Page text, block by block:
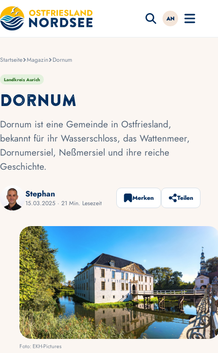
AN
Startseite Magazin Dornum
Landkreis Aurich
Dornum
Dornum ist eine Gemeinde in Ostfriesland,
bekannt für ihr Wasserschloss, das Wattenmeer,
Dornumersiel, Neßmersiel und ihre reiche
Geschichte.
Stephan
15.03.2025 · 21 Min. Lesezeit
Merken Teilen
Foto: EKH-Pictures